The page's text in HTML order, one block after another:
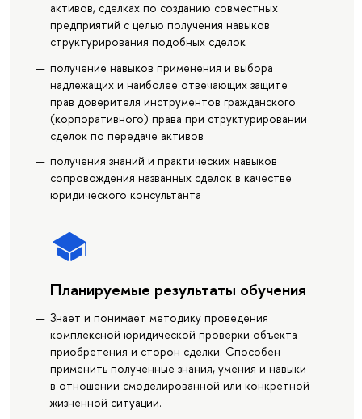
активов, сделках по созданию совместных
предприятий с целью получения навыков
структурирования подобных сделок
получение навыков применения и выбора
надлежащих и наиболее отвечающих защите
прав доверителя инструментов гражданского
(корпоративного) права при структурировании
сделок по передаче активов
получения знаний и практических навыков
сопровождения названных сделок в качестве
юридического консультанта
Планируемые результаты обучения
Знает и понимает методику проведения
комплексной юридической проверки объекта
приобретения и сторон сделки. Способен
применить полученные знания, умения и навыки
в отношении смоделированной или конкретной
жизненной ситуации.